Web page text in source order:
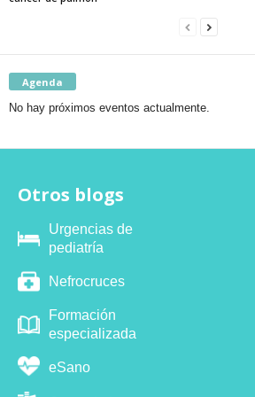
Agenda
No hay próximos eventos actualmente.
Otros blogs
Urgencias de
pediatría
Nefrocruces
Formación
especializada
eSano